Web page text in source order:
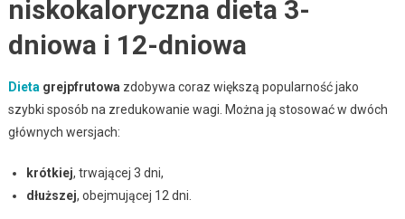
niskokaloryczna dieta 3-
dniowa i 12-dniowa
Dieta grejpfrutowa zdobywa coraz większą popularność jako
szybki sposób na zredukowanie wagi. Można ją stosować w dwóch
głównych wersjach:
krótkiej, trwającej 3 dni,
dłuższej, obejmującej 12 dni.